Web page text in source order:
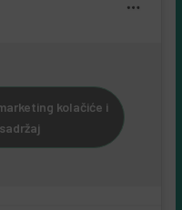
kolačiće i